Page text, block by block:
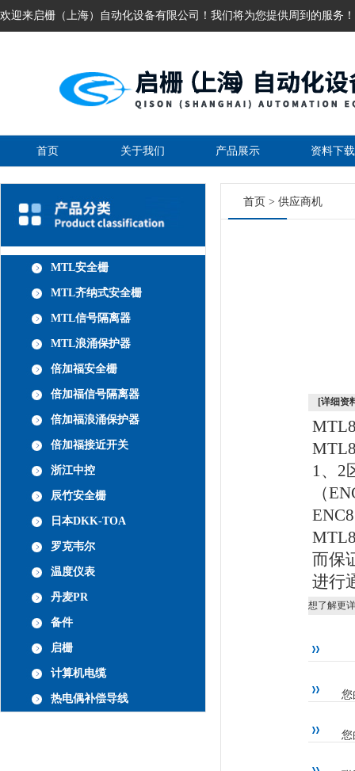
欢迎来启栅（上海）自动化设备有限公司！我们将为您提供周到的服务！
首页 关于我们 产品展示 资料下载
MTL安全栅
MTL齐纳式安全栅
MTL信号隔离器
MTL浪涌保护器
倍加福安全栅
倍加福信号隔离器
倍加福浪涌保护器
倍加福接近开关
浙江中控
辰竹安全栅
日本DKK-TOA
罗克韦尔
温度仪表
丹麦PR
备件
启栅
计算机电缆
热电偶补偿导线
首页 > 供应商机
[详细资
1、2
（
而保
进行
想了解更
您
您